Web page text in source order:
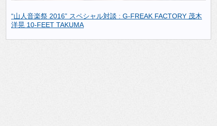
“山人音楽祭 2016” スペシャル対談 : G-FREAK FACTORY 茂木
洋晃 10-FEET TAKUMA